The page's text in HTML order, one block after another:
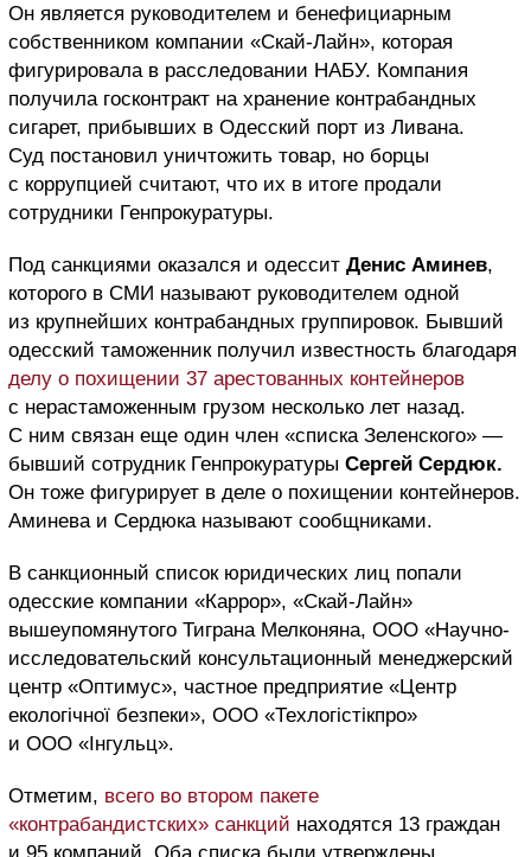
Он является руководителем и бенефициарным
собственником компании «Скай-Лайн», которая
фигурировала в расследовании НАБУ. Компания
получила госконтракт на хранение контрабандных
сигарет, прибывших в Одесский порт из Ливана.
Суд постановил уничтожить товар, но борцы
с коррупцией считают, что их в итоге продали
сотрудники Генпрокуратуры.
Под санкциями оказался и одессит Денис Аминев,
которого в СМИ называют руководителем одной
из крупнейших контрабандных группировок. Бывший
одесский таможенник получил известность благодаря
делу о похищении 37 арестованных контейнеров
с нерастаможенным грузом несколько лет назад.
С ним связан еще один член «списка Зеленского» —
бывший сотрудник Генпрокуратуры Сергей Сердюк.
Он тоже фигурирует в деле о похищении контейнеров.
Аминева и Сердюка называют сообщниками.
В санкционный список юридических лиц попали
одесские компании «Каррор», «Скай-Лайн»
вышеупомянутого Тиграна Мелконяна, ООО «Научно-
исследовательский консультационный менеджерский
центр «Оптимус», частное предприятие «Центр
екологічної безпеки», ООО «Техлогістікпро»
и ООО «Інгульц».
Отметим, всего во втором пакете
«контрабандистских» санкций находятся 13 граждан